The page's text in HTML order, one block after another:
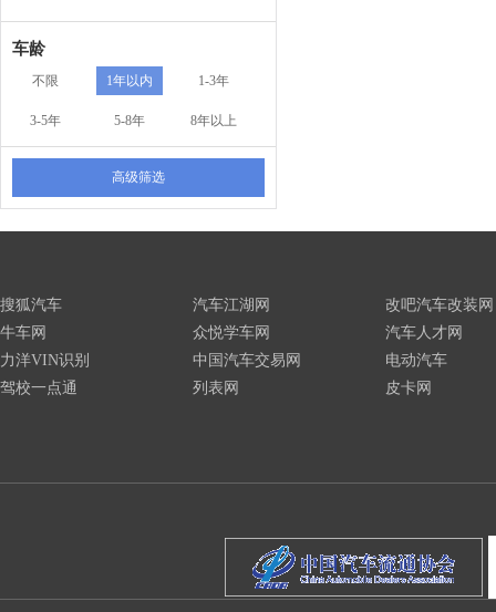
车龄
不限 1年以内 1-3年
3-5年 5-8年 8年以上
高级筛选
搜狐汽车
牛车网
力洋VIN识别
驾校一点通
汽车江湖网
众悦学车网
中国汽车交易网
列表网
改吧汽车改装网
汽车人才网
电动汽车
皮卡网